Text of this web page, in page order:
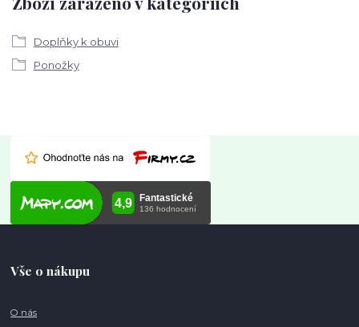
Doplňky k obuvi
Ponožky
Vše o nákupu
O nás